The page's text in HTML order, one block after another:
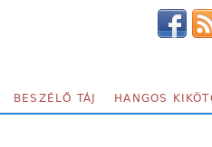
BESZÉLŐ TÁJ HANGOS